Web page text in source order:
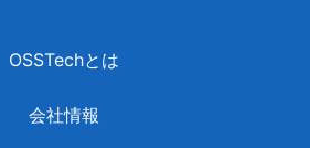
OSSTechとは
会社情報